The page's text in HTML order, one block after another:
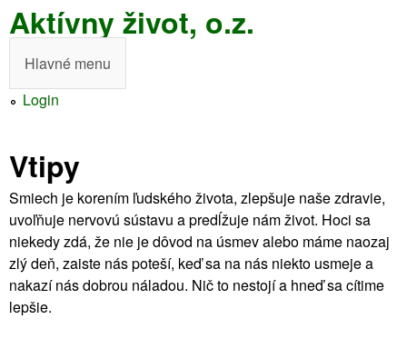
Skočiť
na
Aktívny život, o.z.
l
v
n
é
m
e
Hlavné menu
Login
Vtipy
Smiech je korením ľudského života, zlepšuje naše zdravie,
uvoľňuje nervovú sústavu a predĺžuje nám život. Hoci sa
niekedy zdá, že nie je dôvod na úsmev alebo máme naozaj
zlý deň, zaiste nás poteší, keď sa na nás niekto usmeje a
nakazí nás dobrou náladou. Nič to nestojí a hneď sa cítime
lepšie.